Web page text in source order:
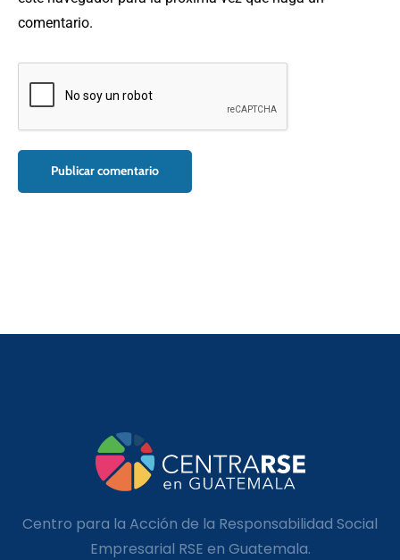
comentario.
Centro para la Acción de la Responsabilidad Social
Empresarial RSE en Guatemala.